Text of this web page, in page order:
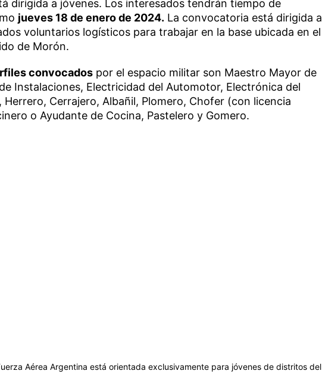
dirigida a jóvenes. Los interesados tendrán tiempo de
jueves 18 de enero de 2024. La convocatoria está dirigida a
voluntarios logísticos para trabajar en la base ubicada en el
de Morón.
convocadospor el espacio militar son Maestro Mayor de
Instalaciones, Electricidad del Automotor, Electrónica del
Cerrajero, Albañil, Plomero, Chofer (con licencia
o Ayudante de Cocina, Pastelero y Gomero.
Aérea Argentina está orientada exclusivamente para jóvenes de distritos del